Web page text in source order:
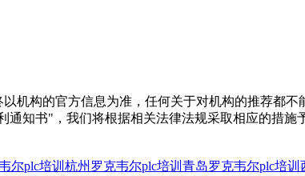
机构的官方信息为准，任何关于对机构的推荐都
知书"，我们将根据相关法律法规采取相应的措
尔plc培训 杭州罗克韦尔plc培训 青岛罗克韦尔plc培训